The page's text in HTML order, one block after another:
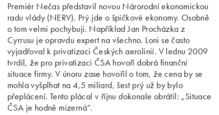
Premiér Nečas představil novou Nárorodní ekonomickou
radu vlády (NERV). Prý jde o špičkové ekonomy. Osobně
o tom velmi pochybuji. Například Jan Procházka z
Cyrrusu je opravdu expert na všechno. Loni se často
vyjadřoval k privatizaci Českých aerolinií. V lednu 2009
tvrdil, že pro privatizaci ČSA hovoří dobrá finanční
situace firmy. V únoru zase hovořil o tom, že cena by se
mohla vyšplhat na 4,5 miliard, šest prý už by bylo
přeplácení. Tento plácal v říjnu dokonale obrátil: „Situace
ČSA je hodně mizerná“.